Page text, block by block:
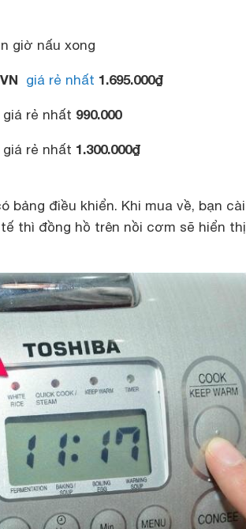
giờ nấu xong
giá rẻ nhất 1.695.000₫
giá rẻ nhất 990.000
giá rẻ nhất 1.300.000₫
điều khiển. Khi mua về, bạn cài
thì đồng hồ trên nồi cơm sẽ hiển thị